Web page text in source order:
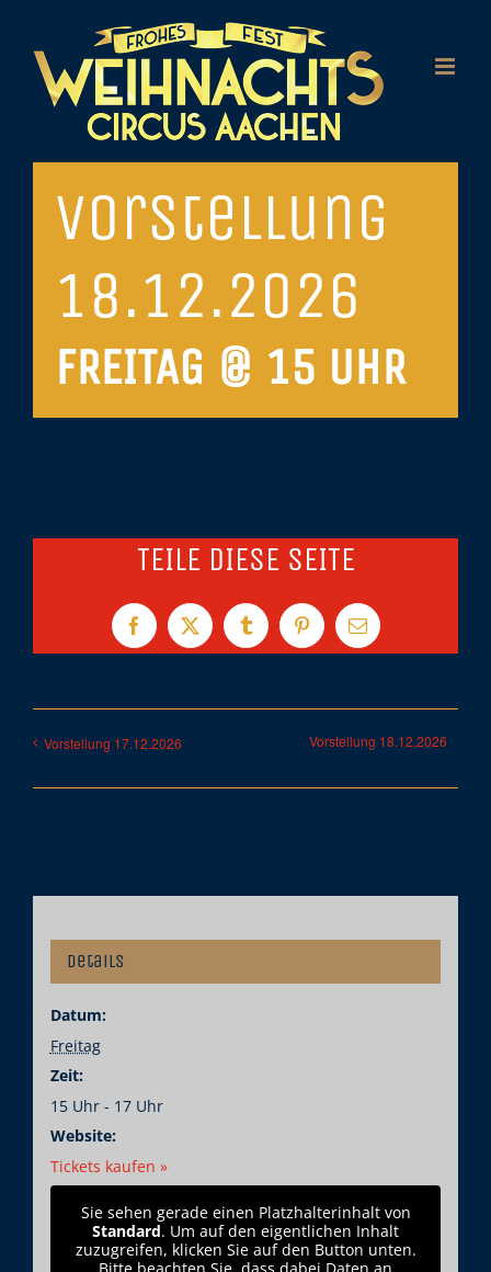
Inhalt
springen
Vorstellung
18.12.2026
FREITAG @ 15 UHR
TEILE DIESE SEITE
Facebook
X TumblrPinterest
E-
Mail
Vorstellung 17.12.2026 Vorstellung 18.12.2026
Details
Datum:
Freitag
Zeit:
15 Uhr - 17 Uhr
Website:
Tickets kaufen »
Sie sehen gerade einen Platzhalterinhalt von
Standard. Um auf den eigentlichen Inhalt
zuzugreifen, klicken Sie auf den Button unten.